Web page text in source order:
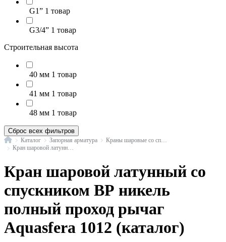
G1” 1 товар
G3/4” 1 товар
Строительная высота
40 мм 1 товар
41 мм 1 товар
48 мм 1 товар
Сброс всех фильтров
ГлавнаяКаталог Запорная арматура
Кран шаровой латунный со спускником в/р никель полный проход рычаг Aquasfera 1012
Кран шаровой латунный со
спускником ВР никель
полный проход рычаг
Aquasfera 1012 (каталог)